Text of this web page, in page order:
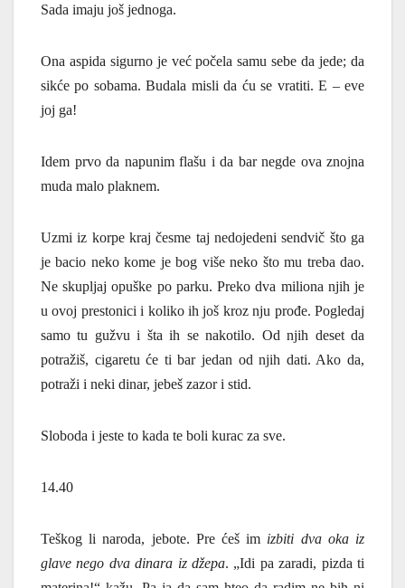
Sada imaju još jednoga.
Ona aspida sigurno je već počela samu sebe da jede; da
sikće po sobama. Budala misli da ću se vratiti. E – eve
joj ga!
Idem prvo da napunim flašu i da bar negde ova znojna
muda malo plaknem.
Uzmi iz korpe kraj česme taj nedojedeni sendvič što ga
je bacio neko kome je bog više neko što mu treba dao.
Ne skupljaj opuške po parku. Preko dva miliona njih je
u ovoj prestonici i koliko ih još kroz nju prođe. Pogledaj
samo tu gužvu i šta ih se nakotilo. Od njih deset da
potražiš, cigaretu će ti bar jedan od njih dati. Ako da,
potraži i neki dinar, jebeš zazor i stid.
Sloboda i jeste to kada te boli kurac za sve.
14.40
Teškog li naroda, jebote. Pre ćeš im izbiti dva oka iz
glave nego dva dinara iz džepa. „Idi pa zaradi, pizda ti